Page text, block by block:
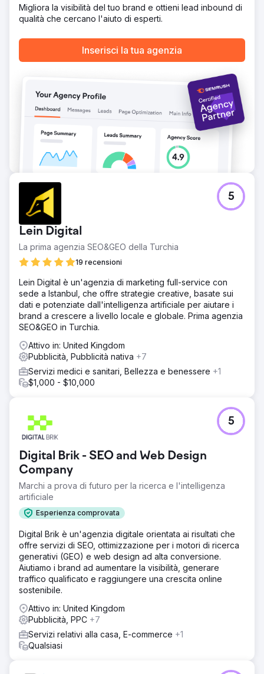
Migliora la visibilità del tuo brand e ottieni lead inbound di
qualità che cercano l'aiuto di esperti.
Inserisci la tua agenzia
Lein Digital
La prima agenzia SEO&GEO della Turchia
19 recensioni
5
Lein Digital è un'agenzia di marketing full-service con
sede a Istanbul, che offre strategie creative, basate sui
dati e potenziate dall'intelligenza artificiale per aiutare i
brand a crescere a livello locale e globale. Prima agenzia
SEO&GEO in Turchia.
Attivo in: United Kingdom
Pubblicità, Pubblicità nativa +7
Servizi medici e sanitari, Bellezza e benessere +1
$1,000 - $10,000
Digital Brik - SEO and Web Design
Company
Marchi a prova di futuro per la ricerca e l'intelligenza
artificiale
Esperienza comprovata
5
Digital Brik è un'agenzia digitale orientata ai risultati che
offre servizi di SEO, ottimizzazione per i motori di ricerca
generativi (GEO) e web design ad alta conversione.
Aiutiamo i brand ad aumentare la visibilità, generare
traffico qualificato e raggiungere una crescita online
sostenibile.
Attivo in: United Kingdom
Pubblicità, PPC +7
Servizi relativi alla casa, E-commerce +1
Qualsiasi